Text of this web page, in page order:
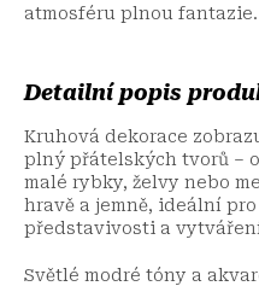
atmosféru plnou fantazie.
Detailní popis
Kruhová dekorace
plný přátelských tvorů –
malé rybky, želvy nebo
hravě a jemně, ideální
představivosti a
Světlé modré tóny a